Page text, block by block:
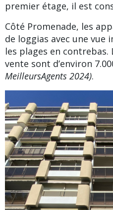
premier étage, il est
Côté Promenade, les
de loggias avec une
les plages en contrebas.
vente sont d’environ
MeilleursAgents 2024).